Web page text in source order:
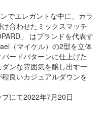
でエレガントな中に、カラ
合わせたミックスマッチ
」 はブランドを代表す
（マイケル）の2型を立体
ードパターンに仕上げた
ンな雰囲気を醸し出す一
良いカジュアルダウンを
にて2022年7月20日